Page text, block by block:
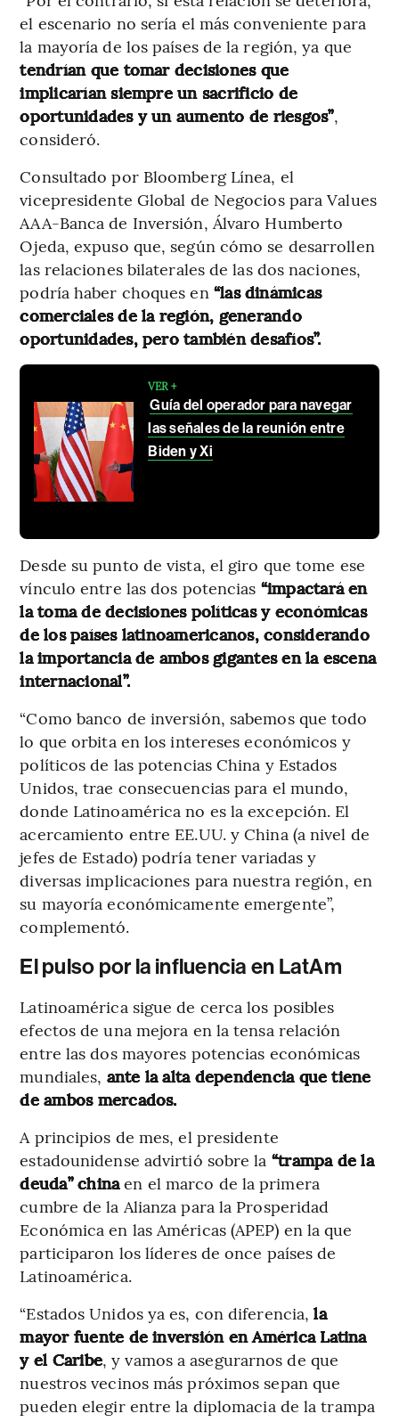
el escenario no sería el más conveniente para
la mayoría de los países de la región, ya que
tendrían que tomar decisiones que
implicarían siempre un sacrificio de
oportunidades y un aumento de riesgos”,
consideró.
Consultado por Bloomberg Línea, el
vicepresidente Global de Negocios para Values
AAA-Banca de Inversión, Álvaro Humberto
Ojeda, expuso que, según cómo se desarrollen
las relaciones bilaterales de las dos naciones,
podría haber choques en “las dinámicas
comerciales de la región, generando
oportunidades, pero también desafíos”.
VER +
Guía del operador para navegar
las señales de la reunión entre
Biden y Xi
Desde su punto de vista, el giro que tome ese
vínculo entre las dos potencias “impactará en
la toma de decisiones políticas y económicas
de los países latinoamericanos, considerando
la importancia de ambos gigantes en la escena
internacional”.
“Como banco de inversión, sabemos que todo
lo que orbita en los intereses económicos y
políticos de las potencias China y Estados
Unidos, trae consecuencias para el mundo,
donde Latinoamérica no es la excepción. El
acercamiento entre EE.UU. y China (a nivel de
jefes de Estado) podría tener variadas y
diversas implicaciones para nuestra región, en
su mayoría económicamente emergente”,
complementó.
El pulso por la influencia en LatAm
Latinoamérica sigue de cerca los posibles
efectos de una mejora en la tensa relación
entre las dos mayores potencias económicas
mundiales, ante la alta dependencia que tiene
de ambos mercados.
A principios de mes, el presidente
estadounidense advirtió sobre la “trampa de la
deuda” chinaen el marco de la primera
cumbre de la Alianza para la Prosperidad
Económica en las Américas (APEP) en la que
participaron los líderes de once países de
Latinoamérica.
“Estados Unidos ya es, con diferencia,la
mayor fuente de inversión en América Latina
y el Caribe, y vamos a asegurarnos de que
nuestros vecinos más próximos sepan que
pueden elegir entre la diplomacia de la trampa